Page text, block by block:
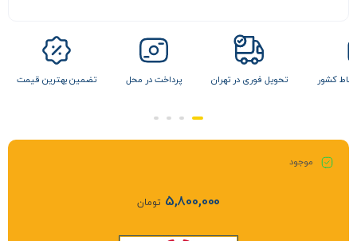
نقاط کشور تحویل فوری در تهران پرداخت در محل تضمین بهترین قیمت
موجود
5,800,000 تومان